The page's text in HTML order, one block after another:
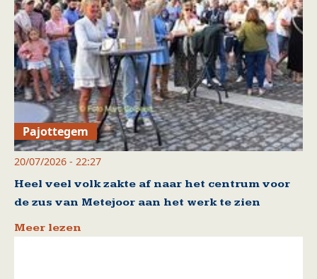
Pajottegem
20/07/2026 - 22:27
Heel veel volk zakte af naar het centrum voor
de zus van Metejoor aan het werk te zien
Meer lezen